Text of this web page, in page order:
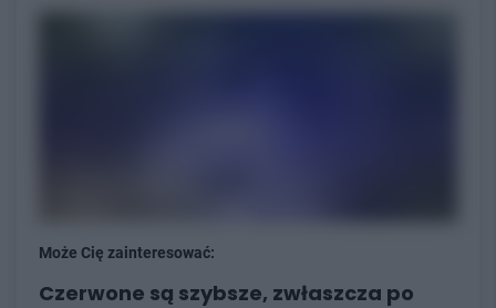
Może Cię zainteresować:
Czerwone są szybsze, zwłaszcza po